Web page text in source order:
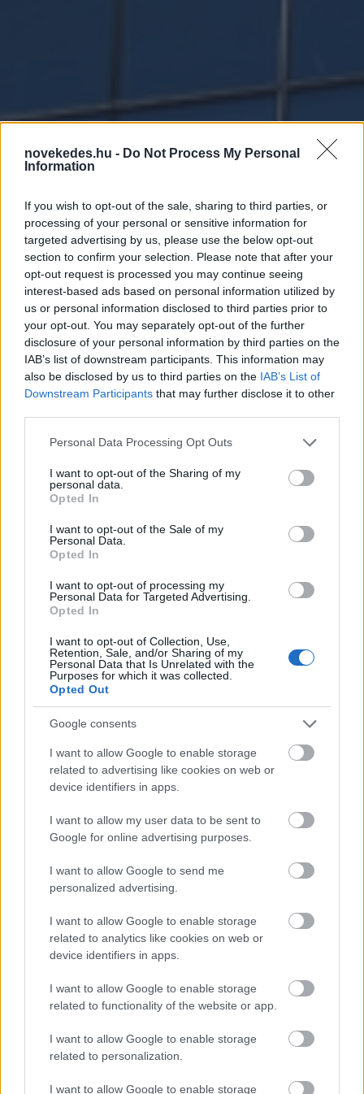
novekedes.hu - Do Not Process My Personal
Information
If you wish to opt-out of the sale, sharing to third parties, or
processing of your personal or sensitive information for
targeted advertising by us, please use the below opt-out
section to confirm your selection. Please note that after your
opt-out request is processed you may continue seeing
interest-based ads based on personal information utilized by
us or personal information disclosed to third parties prior to
your opt-out. You may separately opt-out of the further
disclosure of your personal information by third parties on the
IAB’s list of downstream participants. This information may
also be disclosed by us to third parties on the IAB’s List of
Downstream Participants that may further disclose it to other
Please note that this website/app uses one or more Google
not limited to your visit or usage behaviour. You may click to
grant or deny consent to Google and its third-party tags to
use your data for below specified purposes in below Google
consent section.
Personal Data Processing Opt Outs
I want to opt-out of the Sharing of my
personal data.
Opted In
I want to opt-out of the Sale of my
Personal Data.
Opted In
I want to opt-out of processing my
Personal Data for Targeted Advertising.
Opted In
I want to opt-out of Collection, Use,
Retention, Sale, and/or Sharing of my
Personal Data that Is Unrelated with the
Purposes for which it was collected.
Opted Out
Google consents
I want to allow Google to enable storage
related to advertising like cookies on web or
device identifiers in apps.
I want to allow my user data to be sent to
Google for online advertising purposes.
I want to allow Google to send me
personalized advertising.
I want to allow Google to enable storage
related to analytics like cookies on web or
device identifiers in apps.
I want to allow Google to enable storage
related to functionality of the website or app.
I want to allow Google to enable storage
related to personalization.
I want to allow Google to enable storage
Ausztriát leminősítették -
A romló gazdasági
környezet az egyik fő ok
HÍREK 2025. JÚN. 7. MTI
Leminősítette Ausztriát a Fitch Ratings. A
vártnál sokkal gyengébb osztrák
közfinanszírozási és reálgazdasági
teljesítménnyel indokolta a lépést.
A Fitch péntek éjjel Londonban bejelentette,
hogy az eddigi "AA plusz"-ról egy fokozattal a
továbbra is elsőrendű befektetői szintnek
számító "AA"-ra vette vissza Ausztria hosszú
távú külső államadósság-kötelezettségeinek
besorolását. Az új szuverén osztályzat kilátása
stabil.
A Fitch Ratings a leminősítéshez fűzött
indoklásában kiemelte, hogy Ausztria
költségvetési és makrogazdasági kilátásai
tovább romlottak az előző osztályzati
felülvizsgálat óta.
A tavalyi államháztartási hiány elérte a hazai
össztermék 4,7 százalékát, vagyis jelentősen
meghaladta a Fitch Ratings által
valószínűsített 3,7 százalékot - áll az